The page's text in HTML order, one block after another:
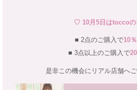
♡ 10月5日はtocco
■ 2点のご購入で10
■ 3点以上のご購入で
是非この機会にリアル店舗へ